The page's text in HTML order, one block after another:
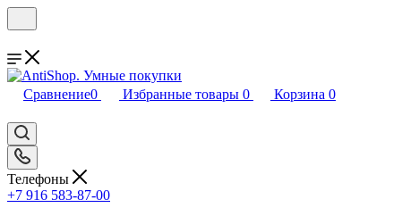
Сравнение0 Избранные товары 0 Корзина 0
Телефоны
+7 916 583-87-00